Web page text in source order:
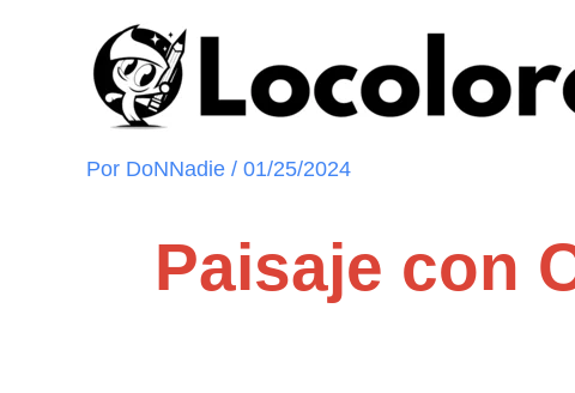
Por DoNNadie / 01/25/2024
Paisaje con